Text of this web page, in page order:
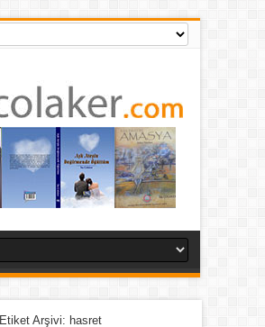
Etiket Arşivi: hasret